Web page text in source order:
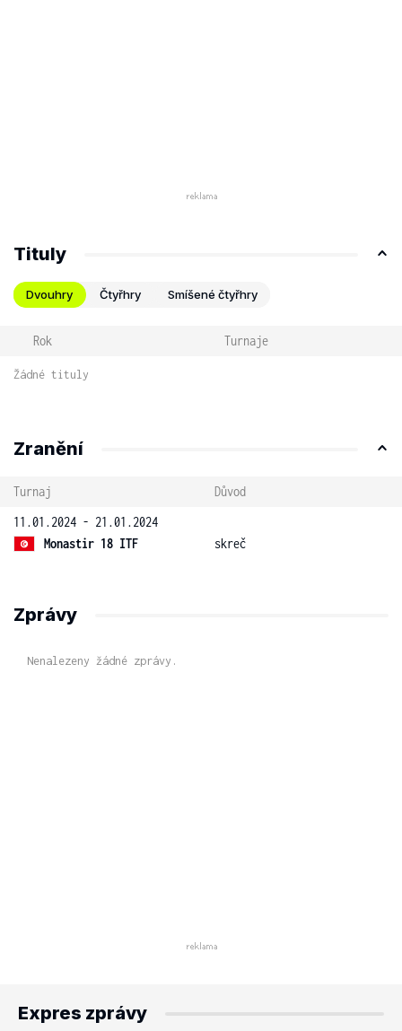
Tituly
Dvouhry Čtyřhry Smíšené čtyřhry
Rok Turnaje
Žádné tituly
Zranění
Turnaj
Důvod
11.01.2024 - 21.01.2024
Monastir 18 ITF
skreč
Zprávy
Nenalezeny žádné zprávy.
Expres zprávy